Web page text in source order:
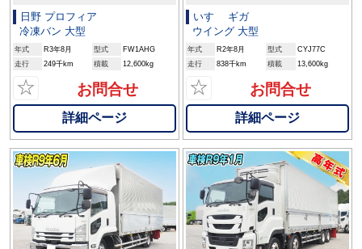
日野 プロフィア
冷凍バン 大型
年式 R3年8月 型式
FW1AHG
走行
249千km 積載 12,600kg
☆ お問合せ
詳細ページ
いすゞ ギガ
ウイング 大型
年式 R2年8月 型式
CYJ77C
走行
838千km 積載 13,600kg
☆ お問合せ
詳細ページ